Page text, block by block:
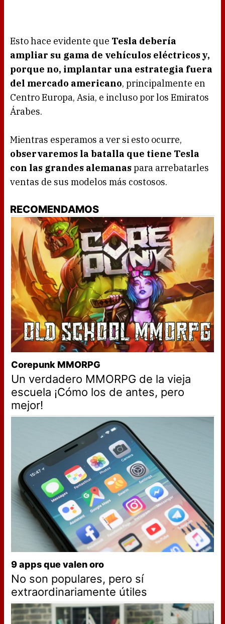
Esto hace evidente que Tesla debería
ampliar su gama de vehículos eléctricos y,
porque no, implantar una estrategia fuera
del mercado americano, principalmente en
Centro Europa, Asia, e incluso por los Emiratos
Árabes.
Mientras esperamos a ver si esto ocurre,
observaremos la batalla que tiene Tesla
con las grandes alemanaspara arrebatarles
ventas de sus modelos más costosos.
RECOMENDAMOS
Corepunk MMORPG
Un verdadero MMORPG de la vieja
escuela ¡Cómo los de antes, pero
mejor!
9 apps que valen oro
No son populares, pero sí
extraordinariamente útiles